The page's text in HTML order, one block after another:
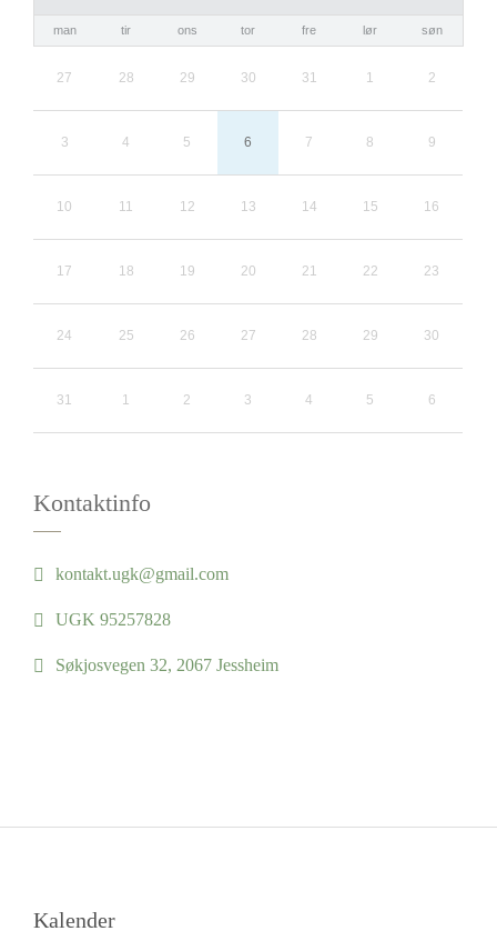
man tir ons tor fre lør søn
27 28 29 30 31 1 2
3 4 5 6 7 8 9
10 11 12 13 14 15 16
17 18 19 20 21 22 23
24 25 26 27 28 29 30
31 1 2 3 4 5 6
Kontaktinfo
kontakt.ugk@gmail.com
UGK 95257828
Søkjosvegen 32, 2067 Jessheim
Kalender